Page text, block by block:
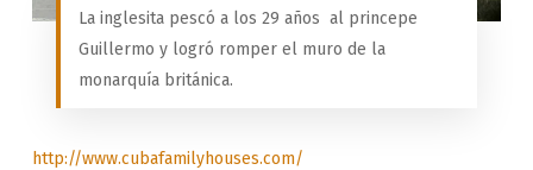
La inglesita pescó a los 29 años al princepe
Guillermo y logró romper el muro de la
monarquía británica.
http://www.cubafamilyhouses.com/